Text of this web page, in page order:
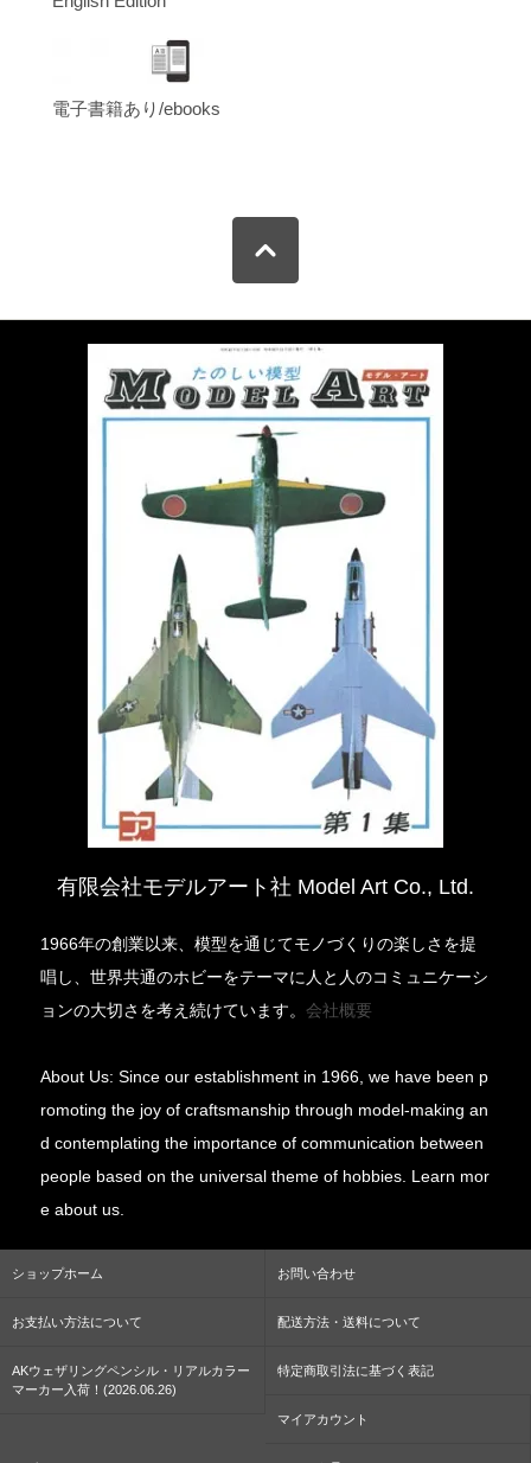
電子書籍あり/ebooks
有限会社モデルアート社 Model Art Co., Ltd.
1966年の創業以来、模型を通じてモノづくりの楽しさを提
唱し、世界共通のホビーをテーマに人と人のコミュニケーシ
ョンの大切さを考え続けています。会社概要
About Us: Since our establishment in 1966, we have been p
romoting the joy of craftsmanship through model-making an
d contemplating the importance of communication between
people based on the universal theme of hobbies. Learn mor
e about us.
ショップホーム お問い合わせ
お支払い方法について 配送方法・送料について
AKウェザリングペンシル・リアルカラー
マーカー入荷！(2026.06.26)
特定商取引法に基づく表記
マイアカウント